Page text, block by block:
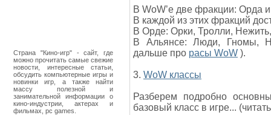
Страна "Кино-игр" - сайт, где
можно прочитать самые свежие
новости, интересные статьи,
обсудить компьютерные игры и
новинки игр, а также найти
массу полезной и
занимательной информации о
кино-индустрии, актерах и
фильмах, pc games.
В WoW’e две фракции: Орда
В каждой из этих фракций
В Орде: Орки, Тролли,
В Альянсе: Люди, Гномы,
дальше про расы WoW ).
3. WoW классы
Разберем подробно
базовый класс в игре...